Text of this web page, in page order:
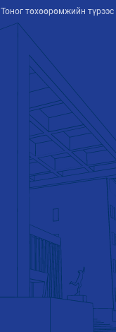
Тоног төхөөрөмжийн түрээс